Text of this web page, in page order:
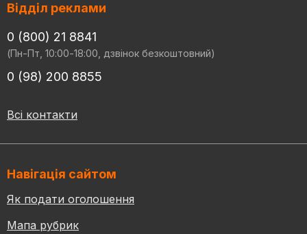
Відділ реклами
0 (800) 21 8841
(Пн-Пт, 10:00-18:00, дзвінок безкоштовний)
0 (98) 200 8855
Всі контакти
Навігація сайтом
Як подати оголошення
Мапа рубрик